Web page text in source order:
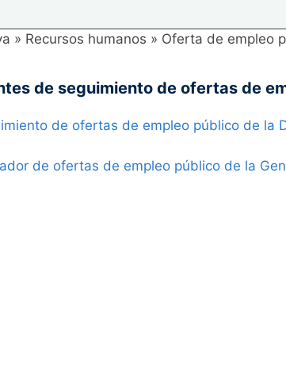
» Recursos humanos » Oferta de empleo
de seguimiento de ofertas de
de ofertas de empleo público de la
de ofertas de empleo público de la